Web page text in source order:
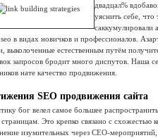
двадцал%
уяснить себе,
саккумулировали
в видах новичков и профессионалов.
выколоченные естественным путём
запросов бродит много диспутов. Наша
нате качество продвижения.
SEO продвижения сайта
бог велел самое большее
Это крепко связано с схожестью
изумительных через СЕО-мероприятий,